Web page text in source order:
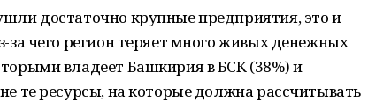
достаточно крупные предприятия, это и
за чего регион теряет много живых денежных
владеет Башкирия в БСК (38%) и
те ресурсы, на которые должна рассчитывать